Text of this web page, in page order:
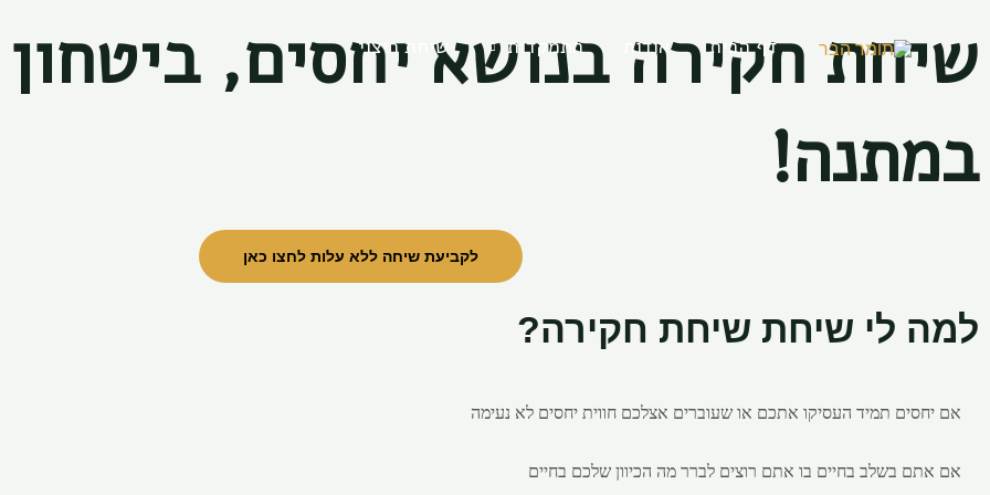
לתוכן
דף הבית אודות התמקדות שיחת ריצוי
שיחת חקירה בנושא יחסים, ביטחון
במתנה!
לקביעת שיחה ללא עלות לחצו כאן
למה לי שיחת שיחת חקירה?
אם יחסים תמיד העסיקו אתכם או שעוברים אצלכם חווית יחסים לא נעימה
אם אתם בשלב בחיים בו אתם רוצים לברר מה הכיוון שלכם בחיים